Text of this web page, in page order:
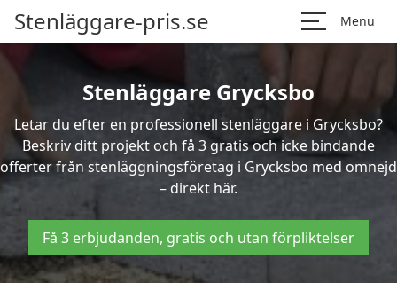
Stenläggare-pris.se Menu
Stenläggare Grycksbo
Letar du efter en professionell stenläggare i Grycksbo?
Beskriv ditt projekt och få 3 gratis och icke bindande
offerter från stenläggningsföretag i Grycksbo med omnejd
– direkt här.
Få 3 erbjudanden, gratis och utan förpliktelser